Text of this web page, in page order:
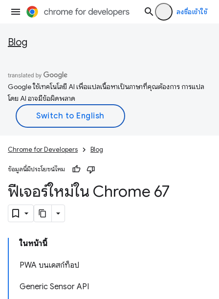
ลงชื่อเข้าใช้
Blog
Google ใช้เทคโนโลยี AI เพื่อแปลเนื้อหาเป็นภาษาที่คุณต้องการ การแปล
โดย AI อาจมีข้อผิดพลาด
Chrome for Developers Blog
ข้อมูลนี้มีประโยชน์ไหม
ฟีเจอร์ใหม่ใน Chrome 67
ในหน้านี้
PWA บนเดสก์ท็อป
Generic Sensor API